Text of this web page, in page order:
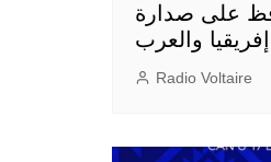
على صدارة
إفريقيا والعرب
Radio Voltaire